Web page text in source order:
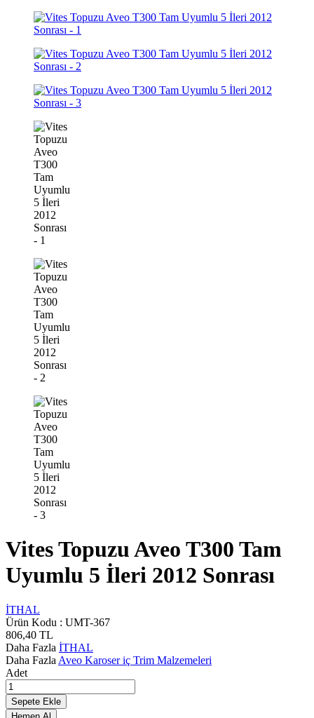
Vites Topuzu Aveo T300 Tam
Uyumlu 5 İleri 2012 Sonrası
İTHAL
Ürün Kodu : UMT-367
806,40 TL
Daha Fazla İTHAL
Daha Fazla Aveo Karoser iç Trim Malzemeleri
Adet
Sepete Ekle